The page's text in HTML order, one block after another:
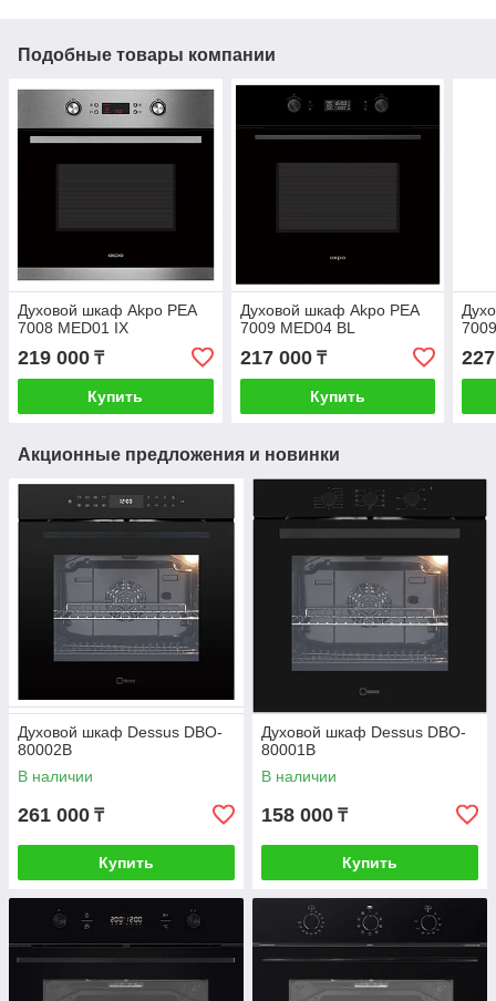
Подобные товары компании
Духовой шкаф Akpo PEA
7008 MED01 IX
219 000 ₸
Купить
Духовой шкаф Akpo PEA
7009 MED04 BL
217 000₸
Купить
Акционные предложения и новинки
Духовой шкаф Dessus DBO-
80002B
В наличии
261 000 ₸
Купить
Духовой шкаф Dessus DBO-
80001B
В наличии
158 000 ₸
Купить